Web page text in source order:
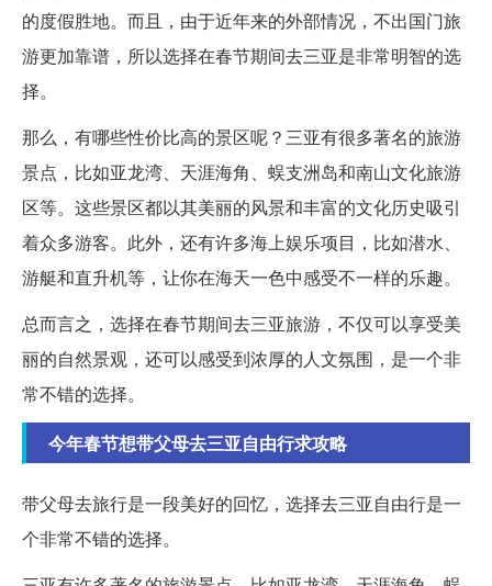
的度假胜地。而且，由于近年来的外部情况，不出国门旅
游更加靠谱，所以选择在春节期间去三亚是非常明智的选
择。
那么，有哪些性价比高的景区呢？三亚有很多著名的旅游
景点，比如亚龙湾、天涯海角、蜈支洲岛和南山文化旅游
区等。这些景区都以其美丽的风景和丰富的文化历史吸引
着众多游客。此外，还有许多海上娱乐项目，比如潜水、
游艇和直升机等，让你在海天一色中感受不一样的乐趣。
总而言之，选择在春节期间去三亚旅游，不仅可以享受美
丽的自然景观，还可以感受到浓厚的人文氛围，是一个非
常不错的选择。
今年春节想带父母去三亚自由行求攻略
带父母去旅行是一段美好的回忆，选择去三亚自由行是一
个非常不错的选择。